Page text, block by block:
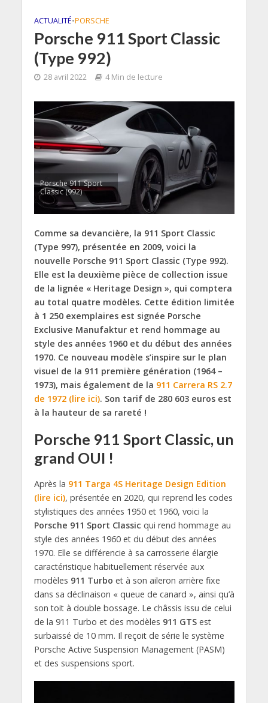
ACTUALITÉ•PORSCHE
Porsche 911 Sport Classic
(Type 992)
28 avril 2022 4 Min de lecture
Porsche 911 Sport
Classic (992)
Comme sa devancière, la 911 Sport Classic
(Type 997), présentée en 2009, voici la
nouvelle Porsche 911 Sport Classic (Type 992).
Elle est la deuxième pièce de collection issue
de la lignée « Heritage Design », qui comptera
au total quatre modèles. Cette édition limitée
à 1 250 exemplaires est signée Porsche
Exclusive Manufaktur et rend hommage au
style des années 1960 et du début des années
1970. Ce nouveau modèle s’inspire sur le plan
visuel de la 911 première génération (1964 –
1973), mais également de la 911 Carrera RS 2.7
de 1972 (lire ici). Son tarif de 280 603 euros est
à la hauteur de sa rareté !
Porsche 911 Sport Classic, un
grand OUI !
Après la 911 Targa 4S Heritage Design Edition
(lire ici), présentée en 2020, qui reprend les codes
stylistiques des années 1950 et 1960, voici la
Porsche 911 Sport Classic qui rend hommage au
style des années 1960 et du début des années
1970. Elle se différencie à sa carrosserie élargie
caractéristique habituellement réservée aux
modèles 911 Turbo et à son aileron arrière fixe
dans sa déclinaison « queue de canard », ainsi qu’à
son toit à double bossage. Le châssis issu de celui
de la 911 Turbo et des modèles 911 GTSest
surbaissé de 10 mm. Il reçoit de série le système
Porsche Active Suspension Management (PASM)
et des suspensions sport.